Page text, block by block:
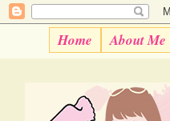
Home About Me